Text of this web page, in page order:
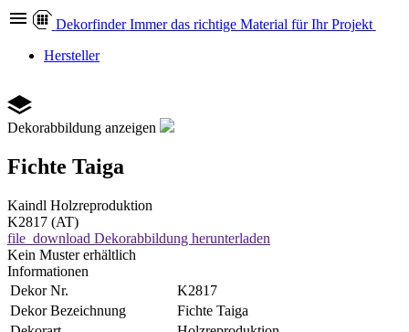
Dekorfinder Immer das richtige Material für Ihr Projekt
Hersteller
Dekorabbildung anzeigen
Fichte Taiga
Kaindl Holzreproduktion
K2817 (AT)
file_download Dekorabbildung herunterladen
Kein Muster erhältlich
Informationen
Dekor Nr.
K2817
Dekor Bezeichnung
Fichte Taiga